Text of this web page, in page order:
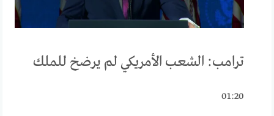
ترامب: الشعب الأمريكي لم يرضخ للملك
01:20